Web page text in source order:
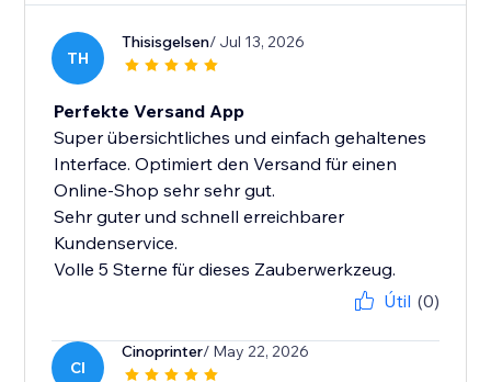
TH
Thisisgelsen/ Jul 13, 2026
Perfekte Versand App
Super übersichtliches und einfach gehaltenes
Interface. Optimiert den Versand für einen
Online-Shop sehr sehr gut.
Sehr guter und schnell erreichbarer
Kundenservice.
Volle 5 Sterne für dieses Zauberwerkzeug.
Útil (0)
CI
Cinoprinter/ May 22, 2026